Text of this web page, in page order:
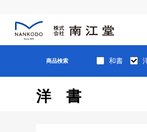
商品検索 和書
洋書